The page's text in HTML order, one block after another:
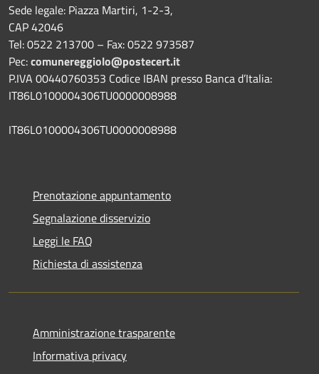
Sede legale: Piazza Martiri, 1-2-3,
CAP 42046
Tel: 0522 213700 – Fax: 0522 973587
Pec:comunereggiolo@postecert.it
P.IVA 00440760353 Codice IBAN presso Banca d’Italia:
IT86L0100004306TU0000008988
IT86L0100004306TU0000008988
Prenotazione appuntamento
Segnalazione disservizio
Leggi le FAQ
Richiesta di assistenza
Amministrazione trasparente
Informativa privacy